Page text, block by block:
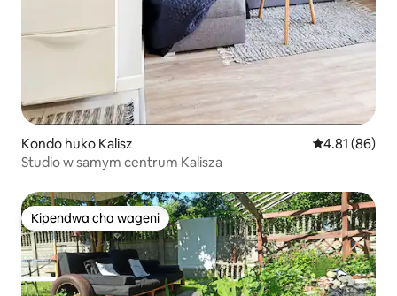
Kondo huko Kalisz Ukadiriaji wa
4.81 (86)
Studio w samym centrum Kalisza
Kipendwa cha wageni
Kipendwa cha wageni